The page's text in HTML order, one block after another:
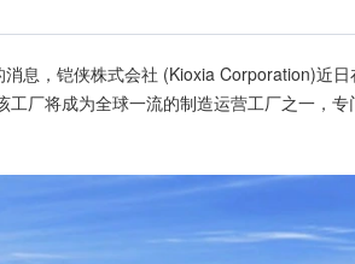
息，铠侠株式会社 (Kioxia Corporation)近
厂将成为全球一流的制造运营工厂之一，专